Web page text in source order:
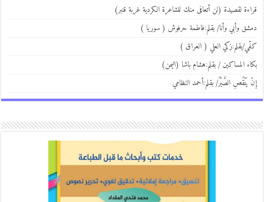
قراءة لقصيدة (لن أتعافى منك للشاعرة الكردية غربة قنبر)
دمشق وأبي وأنا/ بقلم:فاطمة حرفوش ( سوريا )
كفّي/بقلم:زكي العلي ( العراق )
بكاء المساكين / بقلم:هشام باشا (اليمن)
إِنْ يَنْقُصِ الصَّبْرُ/ بقلم:أحمد النظامي